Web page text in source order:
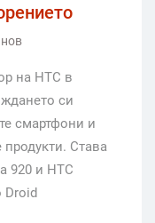
на HTC в
си
смартфони и
Става
920 и HTC
Droid